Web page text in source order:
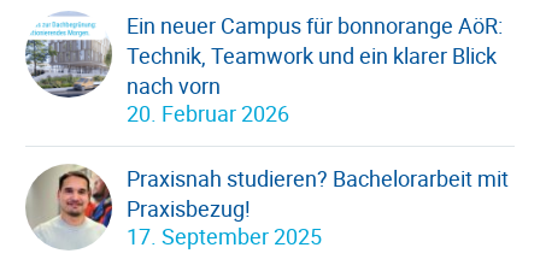
Ein neuer Campus für bonnorange AöR:
Technik, Teamwork und ein klarer Blick
nach vorn
20. Februar 2026
Praxisnah studieren? Bachelorarbeit mit
Praxisbezug!
17. September 2025